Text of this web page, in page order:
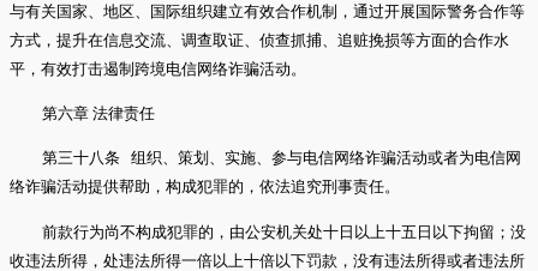
与有关国家、地区、国际组织建立有效合作机制，通过开展国际警务合作等
方式，提升在信息交流、调查取证、侦查抓捕、追赃挽损等方面的合作水
平，有效打击遏制跨境电信网络诈骗活动。
第六章 法律责任
第三十八条 组织、策划、实施、参与电信网络诈骗活动或者为电信网
络诈骗活动提供帮助，构成犯罪的，依法追究刑事责任。
前款行为尚不构成犯罪的，由公安机关处十日以上十五日以下拘留；没
收违法所得，处违法所得一倍以上十倍以下罚款，没有违法所得或者违法所